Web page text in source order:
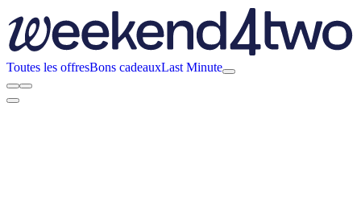
Toutes les offresBons cadeauxLast Minute